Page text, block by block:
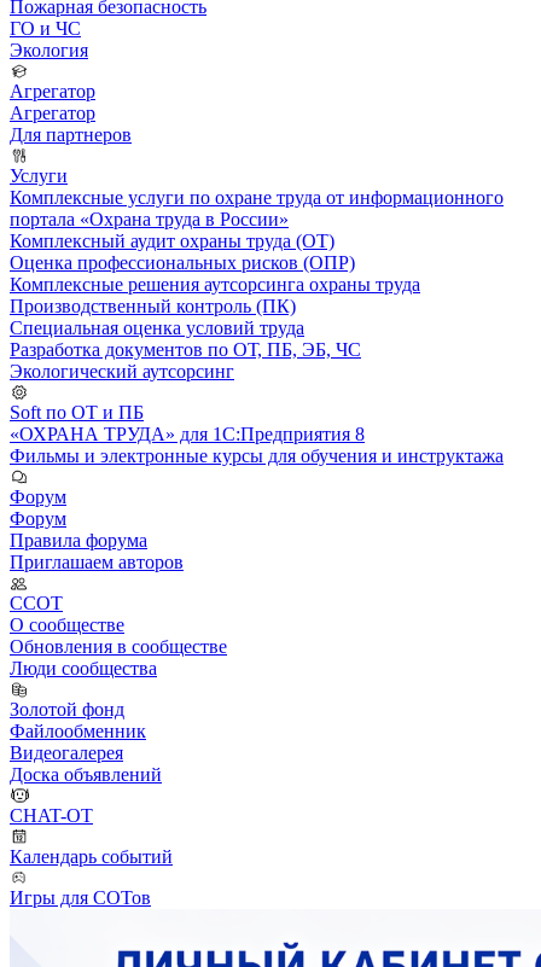
Пожарная безопасность
ГО и ЧС
Экология
Агрегатор
Агрегатор
Для партнеров
Услуги
Комплексные услуги по охране труда от информационного
портала «Охрана труда в России»
Комплексный аудит охраны труда (ОТ)
Оценка профессиональных рисков (ОПР)
Комплексные решения аутсорсинга охраны труда
Производственный контроль (ПК)
Специальная оценка условий труда
Разработка документов по ОТ, ПБ, ЭБ, ЧС
Экологический аутсорсинг
Soft по ОТ и ПБ
«ОХРАНА ТРУДА» для 1С:Предприятия 8
Фильмы и электронные курсы для обучения и инструктажа
Форум
Форум
Правила форума
Приглашаем авторов
ССОТ
О сообществе
Обновления в сообществе
Люди сообщества
Золотой фонд
Файлообменник
Видеогалерея
Доска объявлений
CHAT-OT
Календарь событий
Игры для СОТов